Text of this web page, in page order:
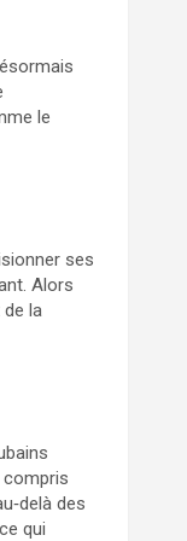
le
ses
Alors
la
compris
des
qui